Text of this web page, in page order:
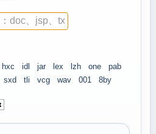
hxc idl jar lex lzh one
pab
sxd tli vcg wav 001 8by